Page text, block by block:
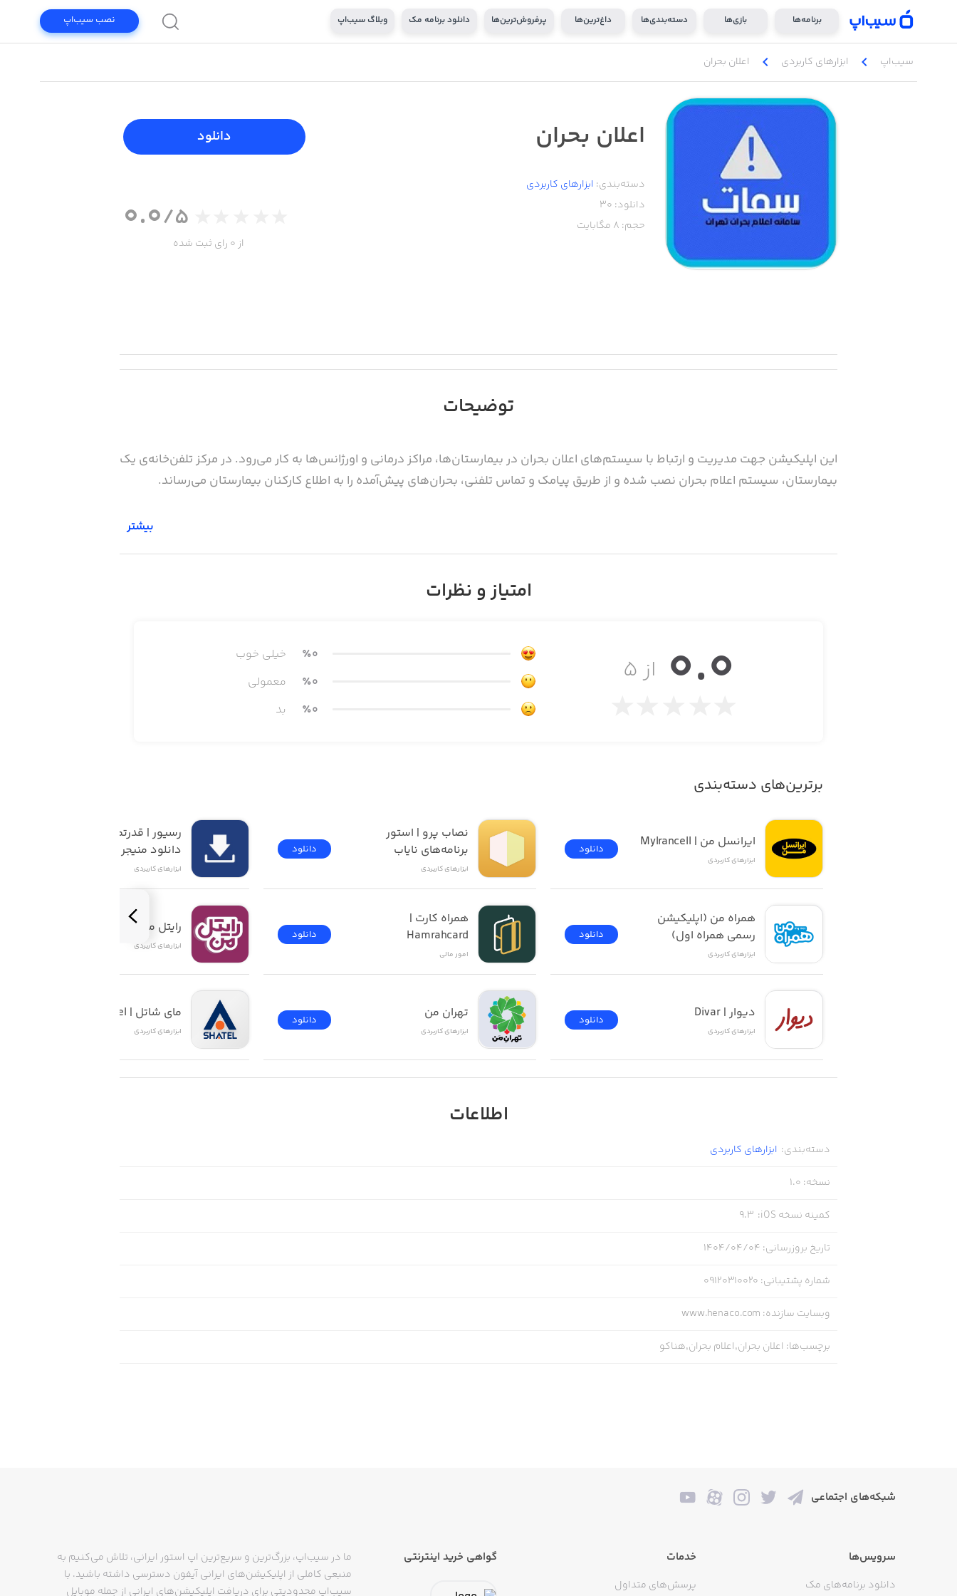
برنامه‌ها بازی‌ها دسته‌بندی‌ها داغ‌ترین‌ها پرفروش‌ترین‌ها دانلود برنامه مک وبلاگ سیب‌اپ نصب سیب‌اپ
سیب‌اپ chevron_left ابزار‌های کاربردی chevron_left اعلان بحران
اعلان بحران
دسته‌بندی: ابزار‌های کاربردی
دانلود: 30
حجم: 8 مگابایت
دانلود
0.0/5
از 0 رای ثبت شده
توضیحات
این اپلیکیشن جهت مدیریت و ارتباط با سیستم‌های اعلان بحران در بیمارستان‌ها، مراکز درمانی و اورژانس‌ها به کار می‌رود. در مرکز تلفن‌خانه‌ی یک
بیمارستان، سیستم اعلام بحران نصب شده و از طریق پیامک و تماس تلفنی، بحران‌های پیش‌آمده را به اطلاع کارکنان بیمارستان می‌رساند.
سیستم بحران، نیاز به ارسال کد رمز و یک دستور به سیستم اعلام بحران دارند.
برای انجام این کار، از این اپلیکیشن استفاده می‌شود. در واقع، این اپلیکیشن نقش یک میان‌بر (Shortcut) را ایفا می‌کند که پیامک فعال‌سازی
سیستم بحران را به‌صورت خودکار تایپ کرده و ارسال می‌نماید.
بیشتر
امتیاز و نظرات
از ۵ 0.0 ٪0
خیلی خوب
٪0
معمولی
٪0 بد
برترین‌های دسته‌بندی
ایرانسل من | MyIrancell
ابزار‌های کاربردی
دانلود
رسمی همراه اول)
ابزار‌های کاربردی
دانلود
دیوار | Divar
ابزار‌های کاربردی
دانلود
برنامه‌های نایاب
ابزار‌های کاربردی
دانلود
Hamrahcard
امور ‌مالی
دانلود
تهران من
ابزار‌های کاربردی
دانلود
دانلود منیجر iOS
ابزار‌های کاربردی
رایتل من | My Rightel
ابزار‌های کاربردی
مای شاتل | My Shatel
ابزار‌های کاربردی
اطلاعات
دسته‌بندی: ابزار‌های کاربردی
نسخه:
1.0
کمینه نسخه iOS :
9.3
تاریخ بروزرسانی: ۱۴۰۴/۰۴/۰۴
شماره پشتیبانی:
09120310020
وبسایت سازنده:
www.henaco.com
برچسب‌ها: اعلان بحران,اعلام بحران,هناکو
شبکه‌های اجتماعی
سرویس‌ها
دانلود برنامه‌های مک
خدمات
پرسش‌های متداول
گواهی خرید اینترنتی
ما در سیب‌اپ، بزرگ‌ترین و سریع‌ترین اپ استور ایرانی، تلاش می‌کنیم به
منبعی کاملی از اپلیکیشن‌های ایرانی آیفون دسترسی داشته باشید. با
سیب‌اپ محدودیتی برای دریافت اپلیکیشن‌های ایرانی از جمله موبایل